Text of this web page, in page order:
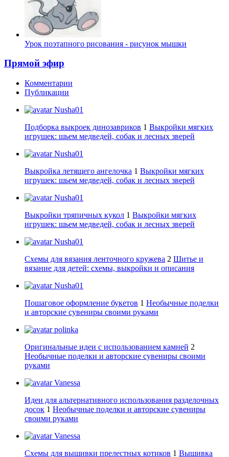
Урок поэтапного рисования - рисунок мышки
Прямой эфир
Комментарии
Публикации
Nusha01
Подборка выкроек динозавриков 1 Выкройки мягких
игрушек: шьем медведей, собак и лесных зверей
Nusha01
Выкройка летящего ангелочка 1 Выкройки мягких
игрушек: шьем медведей, собак и лесных зверей
Nusha01
Выкройки тряпичных кукол 1 Выкройки мягких
игрушек: шьем медведей, собак и лесных зверей
Nusha01
Схемы для вязания ленточного кружева 2 Шитье и
вязание для детей: схемы, выкройки и описания
Nusha01
Пошаговое оформление букетов 1 Необычные поделки
и авторские сувениры своими руками
polinka
Оригинальные идеи с использованием камней 2
Необычные поделки и авторские сувениры своими
руками
Vanessa
Идеи для альтернативного использования разделочных
досок 1 Необычные поделки и авторские сувениры
своими руками
Vanessa
Схемы для вышивки прелестных котиков 1 Вышивка